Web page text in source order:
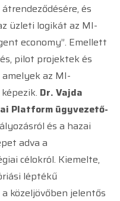
és
üzleti logikát az MI-
economy”. Emellett
pilot projektek és
az MI-
Dr. Vajda
Platform ügyvezető-
és a hazai
adva a
célokról. Kiemelte,
léptékű
közeljövőben jelentős